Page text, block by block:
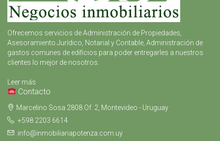
Ofrecemos servicios de Administración de Propiedades,
Asesoramiento Jurídico, Notarial y Contable, Administración de
gastos comunes de edificios para poder entregarles a nuestros
clientes lo mejor de nosotros.
Leer más
Contacto
Marcelino Sosa 2808 Of. 2, Montevideo - Uruguay
+598 2203 6614
info@inmobiliariapotenza.com.uy